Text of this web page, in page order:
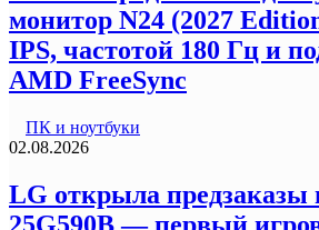
монитор N24 (2027
IPS, частотой 180 Гц и
AMD FreeSync
ПК и ноутбуки
02.08.2026
LG открыла